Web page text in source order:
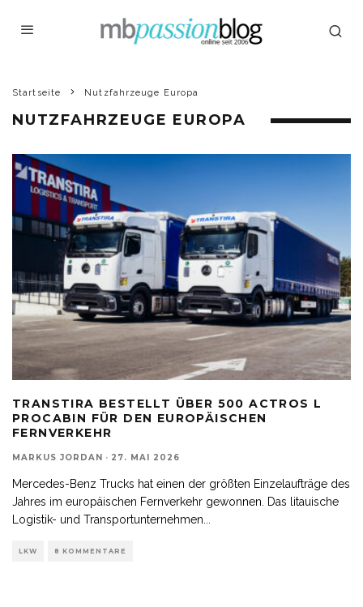
Startseite Nutzfahrzeuge Europa
NUTZFAHRZEUGE EUROPA
TRANSTIRA BESTELLT ÜBER 500 ACTROS L
PROCABIN FÜR DEN EUROPÄISCHEN
FERNVERKEHR
MARKUS JORDAN · 27. MAI 2026
Mercedes-Benz Trucks hat einen der größten Einzelaufträge des
Jahres im europäischen Fernverkehr gewonnen. Das litauische
Logistik- und Transportunternehmen
LKW 8 KOMMENTARE